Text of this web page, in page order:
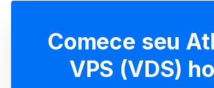
Comece seu
VPS (VDS)